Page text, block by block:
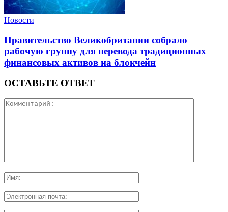
Новости
Правительство Великобритании собрало
рабочую группу для перевода традиционных
финансовых активов на блокчейн
ОСТАВЬТЕ ОТВЕТ